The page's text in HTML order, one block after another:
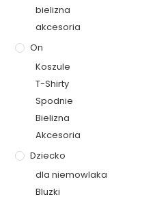
bielizna
akcesoria
On
Koszule
T-Shirty
Spodnie
Bielizna
Akcesoria
Dziecko
dla niemowlaka
Bluzki